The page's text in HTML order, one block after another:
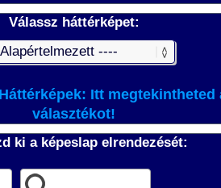
Válassz háttérképet:
Háttérképek: Itt megtekintheted
választékot!
ki a képeslap elrendezését: